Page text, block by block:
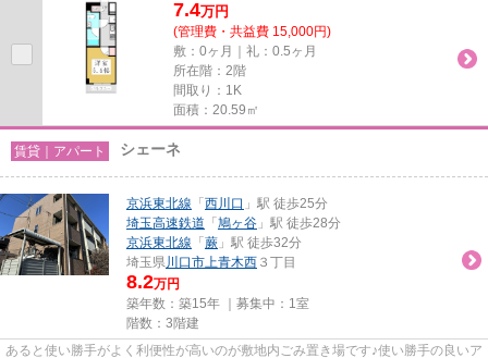
7.4万円
(管理費・共益費 15,000円)
敷：0ヶ月｜礼：0.5ヶ月
所在階：2階
間取り：1K
面積：20.59㎡
賃貸｜アパート シェーネ
京浜東北線 「 西川口 」駅 徒歩25分
埼玉高速鉄道 「 鳩ヶ谷 」駅 徒歩28分
京浜東北線 「 蕨 」駅 徒歩32分
埼玉県川口市上青木西 ３丁目
8.2万円
築年数：築15年 ｜募集中： 1室
階数：3階建
あると使い勝手がよく利便性が高いのが敷地内ごみ置き場です♪使い勝手の良いア